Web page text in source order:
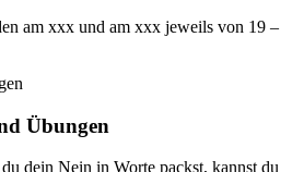
am xxx und am xxx jeweils von 19 –
Übungen
dein Nein in Worte packst, kannst du